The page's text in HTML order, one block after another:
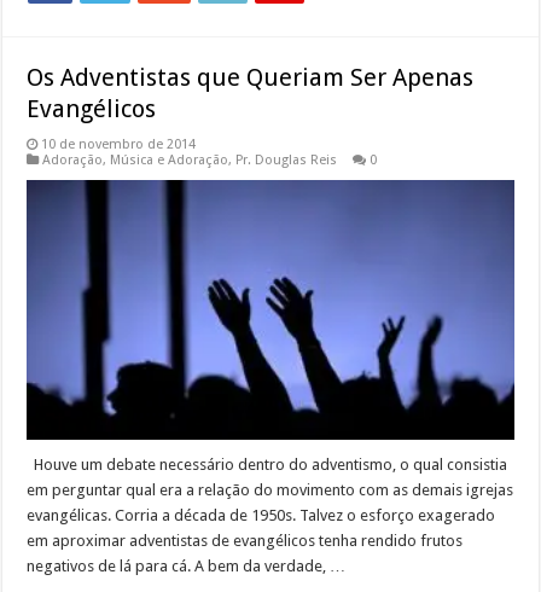
Os Adventistas que Queriam Ser Apenas
Evangélicos
10 de novembro de 2014
Adoração, Música e Adoração, Pr. Douglas Reis 0
Houve um debate necessário dentro do adventismo, o qual consistia
em perguntar qual era a relação do movimento com as demais igrejas
evangélicas. Corria a década de 1950s. Talvez o esforço exagerado
em aproximar adventistas de evangélicos tenha rendido frutos
negativos de lá para cá. A bem da verdade, …